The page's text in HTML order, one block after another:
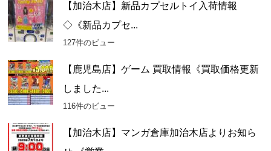
【加治木店】新品カプセルトイ入荷情報
◇《新品カプセ...
127件のビュー
【鹿児島店】ゲーム 買取情報《買取価格更新
しました...
116件のビュー
【加治木店】マンガ倉庫加治木店よりお知ら